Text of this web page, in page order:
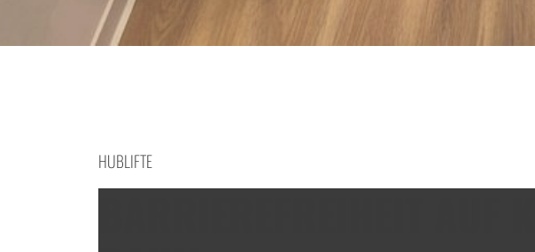
HUBLIFTE